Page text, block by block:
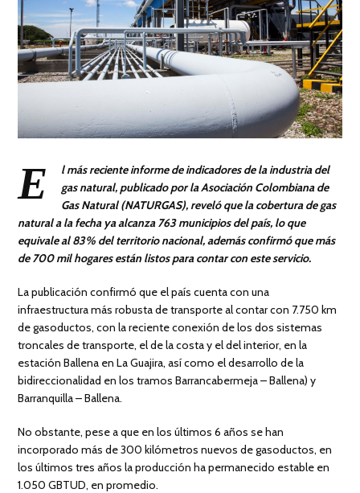
E
l más reciente informe de indicadores de la industria del
gas natural, publicado por la Asociación Colombiana de
Gas Natural (NATURGAS), reveló que la cobertura de gas
natural a la fecha ya alcanza 763 municipios del país, lo que
equivale al 83% del territorio nacional, además confirmó que más
de 700 mil hogares están listos para contar con este servicio.
La publicación confirmó que el país cuenta con una
infraestructura más robusta de transporte al contar con 7.750 km
de gasoductos, con la reciente conexión de los dos sistemas
troncales de transporte, el de la costa y el del interior, en la
estación Ballena en La Guajira, así como el desarrollo de la
bidireccionalidad en los tramos Barrancabermeja – Ballena) y
Barranquilla – Ballena.
No obstante, pese a que en los últimos 6 años se han
incorporado más de 300 kilómetros nuevos de gasoductos, en
los últimos tres años la producción ha permanecido estable en
1.050 GBTUD, en promedio.